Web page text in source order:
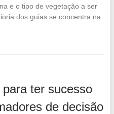
e o tipo de vegetação a ser
dos guias se concentra na
ter sucesso
de decisão